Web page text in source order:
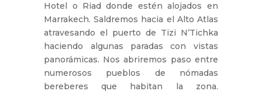
Hotel o Riad donde estén alojados en
Marrakech. Saldremos hacia el Alto Atlas
atravesando el puerto de Tizi N’Tichka
haciendo algunas paradas con vistas
panorámicas. Nos abriremos paso entre
numerosos pueblos de nómadas
bereberes que habitan la zona.